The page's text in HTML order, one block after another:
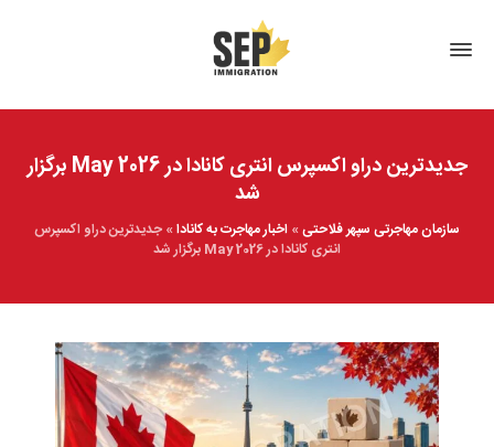
جدیدترین دراو اکسپرس انتری کانادا در May 2026 برگزار
شد
سازمان مهاجرتی سپهر فلاحتی» اخبار مهاجرت به کانادا» جدیدترین دراو اکسپرس
انتری کانادا در May 2026 برگزار شد